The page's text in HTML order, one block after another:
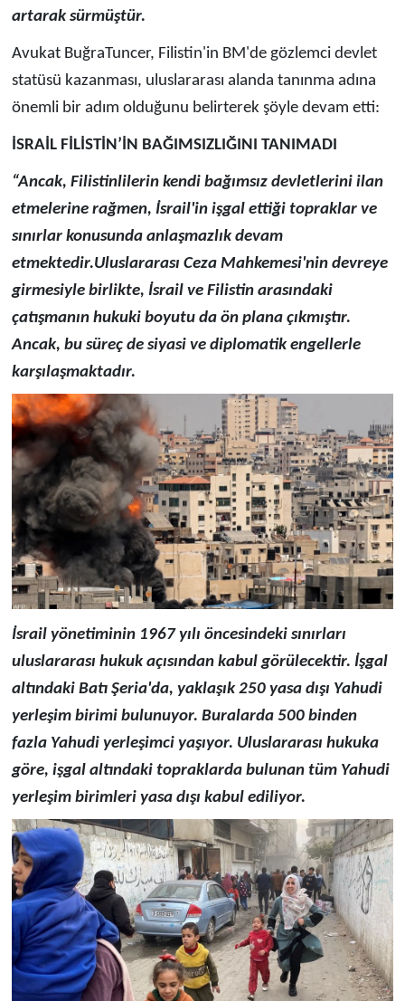
artarak sürmüştür.
Avukat BuğraTuncer, Filistin'in BM'de gözlemci devlet
statüsü kazanması, uluslararası alanda tanınma adına
önemli bir adım olduğunu belirterek şöyle devam etti:
İSRAİL FİLİSTİN’İN BAĞIMSIZLIĞINI TANIMADI
“Ancak, Filistinlilerin kendi bağımsız devletlerini ilan
etmelerine rağmen, İsrail'in işgal ettiği topraklar ve
sınırlar konusunda anlaşmazlık devam
etmektedir.Uluslararası Ceza Mahkemesi'nin devreye
girmesiyle birlikte, İsrail ve Filistin arasındaki
çatışmanın hukuki boyutu da ön plana çıkmıştır.
Ancak, bu süreç de siyasi ve diplomatik engellerle
karşılaşmaktadır.
İsrail yönetiminin 1967 yılı öncesindeki sınırları
uluslararası hukuk açısından kabul görülecektir. İşgal
altındaki Batı Şeria'da, yaklaşık 250 yasa dışı Yahudi
yerleşim birimi bulunuyor. Buralarda 500 binden
fazla Yahudi yerleşimci yaşıyor. Uluslararası hukuka
göre, işgal altındaki topraklarda bulunan tüm Yahudi
yerleşim birimleri yasa dışı kabul ediliyor.